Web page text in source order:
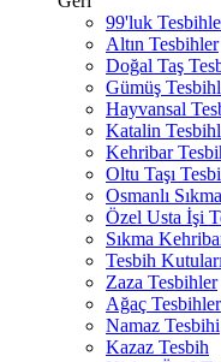
99'luk
Altın Tesbihler
Doğal Taş
Gümüş
Hayvansal
Katalin
Kehribar
Oltu Taşı
Osmanlı
Özel Usta İşi
Sıkma
Tesbih Kutuları
Zaza Tesbihler
Ağaç Tesbihler
Namaz Tesbihi
Kazaz Tesbih